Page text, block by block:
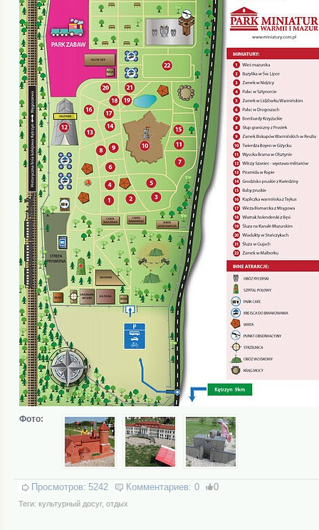
Фото:
Просмотров: 5242 Комментариев: 0 0
Теги: культурный досуг, отдых